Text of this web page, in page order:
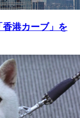
港カーブ」を